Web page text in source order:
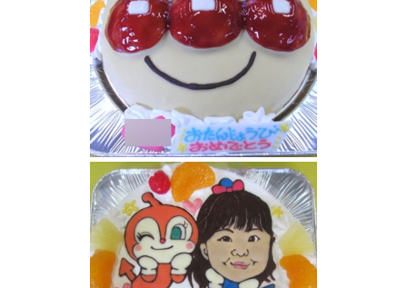
アンパンマンケーキ